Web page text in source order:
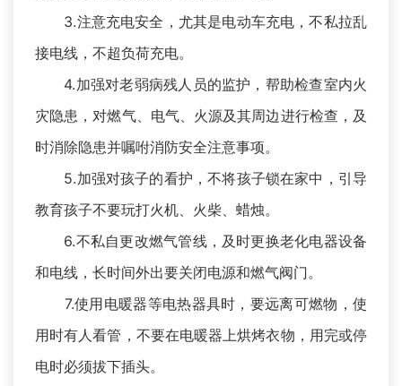
3.注意充电安全，尤其是电动车充电，不私拉乱
接电线，不超负荷充电。
4.加强对老弱病残人员的监护，帮助检查室内火
灾隐患，对燃气、电气、火源及其周边进行检查，及
时消除隐患并嘱咐消防安全注意事项。
5.加强对孩子的看护，不将孩子锁在家中，引导
教育孩子不要玩打火机、火柴、蜡烛。
6.不私自更改燃气管线，及时更换老化电器设备
和电线，长时间外出要关闭电源和燃气阀门。
7.使用电暖器等电热器具时，要远离可燃物，使
用时有人看管，不要在电暖器上烘烤衣物，用完或停
电时必须拔下插头。